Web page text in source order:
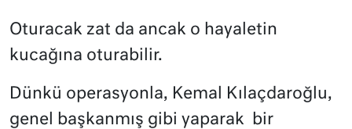
Oturacak zat da ancak o hayaletin
kucağına oturabilir.
Dünkü operasyonla, Kemal Kılaçdaroğlu,
genel başkanmış gibi yaparak
bir